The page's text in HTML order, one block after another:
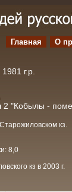
Главная О
г.р.
"Кобылы -
кз.
8,0
кз в 2003 г.